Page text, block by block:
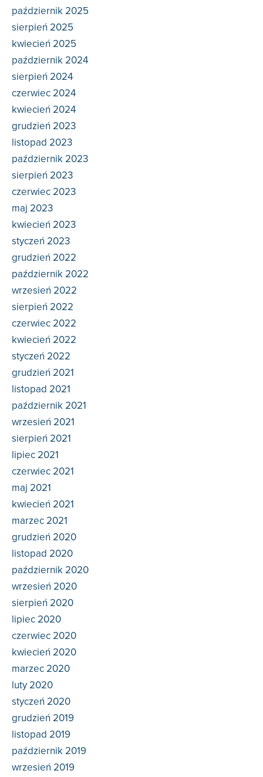
październik 2025
sierpień 2025
kwiecień 2025
październik 2024
sierpień 2024
czerwiec 2024
kwiecień 2024
grudzień 2023
listopad 2023
październik 2023
sierpień 2023
czerwiec 2023
maj 2023
kwiecień 2023
styczeń 2023
grudzień 2022
październik 2022
wrzesień 2022
sierpień 2022
czerwiec 2022
kwiecień 2022
styczeń 2022
grudzień 2021
listopad 2021
październik 2021
wrzesień 2021
sierpień 2021
lipiec 2021
czerwiec 2021
maj 2021
kwiecień 2021
marzec 2021
grudzień 2020
listopad 2020
październik 2020
wrzesień 2020
sierpień 2020
lipiec 2020
czerwiec 2020
kwiecień 2020
marzec 2020
luty 2020
styczeń 2020
grudzień 2019
listopad 2019
październik 2019
wrzesień 2019